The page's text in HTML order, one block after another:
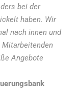
bei der
haben. Wir
nach innen und
Angebote